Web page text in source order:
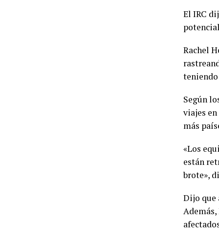
El IRC
Rachel
Según
viajes
más
«Los
están
brote»,
Dijo que